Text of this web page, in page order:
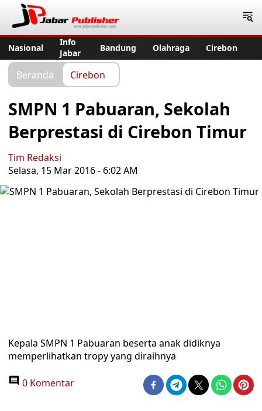
Nasional
Info
Jabar
Bandung Olahraga Cirebon
Beranda Cirebon
SMPN 1 Pabuaran, Sekolah
Berprestasi di Cirebon Timur
Tim Redaksi
Selasa, 15 Mar 2016 - 6:02 AM
Kepala SMPN 1 Pabuaran beserta anak didiknya
memperlihatkan tropy yang diraihnya
0 Komentar